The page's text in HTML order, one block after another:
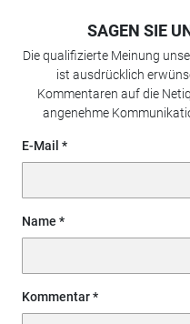
SAGEN SIE
Die qualifizierte Meinung
ist ausdrücklich
Kommentaren auf die
angenehme
E-Mail
Name
Kommentar